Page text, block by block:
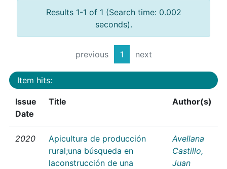
Results 1-1 of 1 (Search time: 0.002
seconds).
previous 1 next
Item hits:
Issue
Date
Title Author(s)
2020
Apicultura de producción
rural;una búsqueda en
laconstrucción de una
Avellana
Castillo,
Juan